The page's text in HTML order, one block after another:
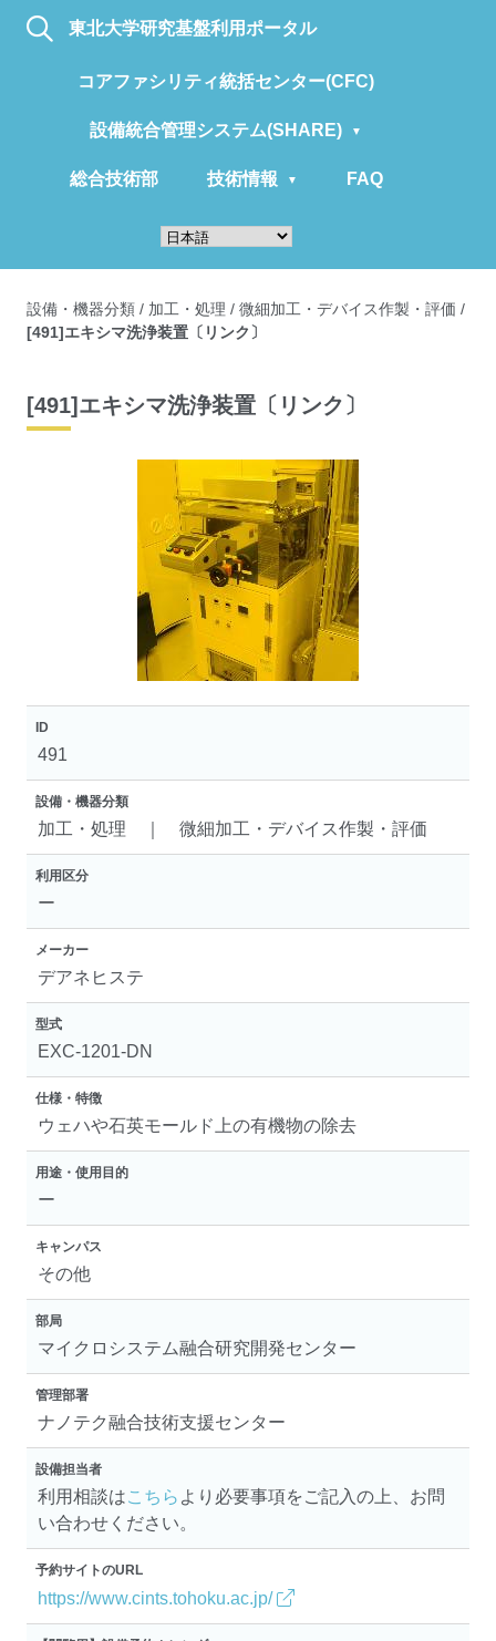
東北大学研究基盤利用ポータル
コアファシリティ統括センター(CFC)
設備統合管理システム(SHARE)
総合技術部 技術情報 FAQ
設備・機器分類 / 加工・処理 / 微細加工・デバイス作製・評価 /
[491]エキシマ洗浄装置〔リンク〕
[491]エキシマ洗浄装置〔リンク〕
ID
491
設備・機器分類
加工・処理 ｜ 微細加工・デバイス作製・評価
利用区分
ー
メーカー
デアネヒステ
型式
EXC-1201-DN
仕様・特徴
ウェハや石英モールド上の有機物の除去
用途・使用目的
ー
キャンパス
その他
部局
マイクロシステム融合研究開発センター
管理部署
ナノテク融合技術支援センター
設備担当者
利用相談はこちら より必要事項をご記入の上、お問
い合わせください。
予約サイトのURL
https://www.cints.tohoku.ac.jp/